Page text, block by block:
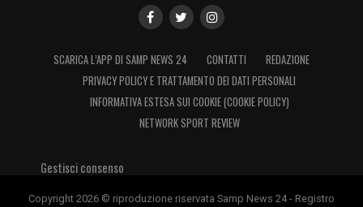
per riprendere la marcia in campionato e
europeo.
LA PLAYLIST DELLE NOSTRE TOP NEWS
SCARICA L’APP DI SAMP NEWS 24 CONTATTI
REDAZIONE
PRIVACY POLICY E TRATTAMENTO DEI DATI PERSONALI
INFORMATIVA ESTESA SUI COOKIE (COOKIE POLICY)
NETWORK SPORT REVIEW
Gestisci consenso
Copyright 2026 © riproduzione riservata Samp News 24 - Registro